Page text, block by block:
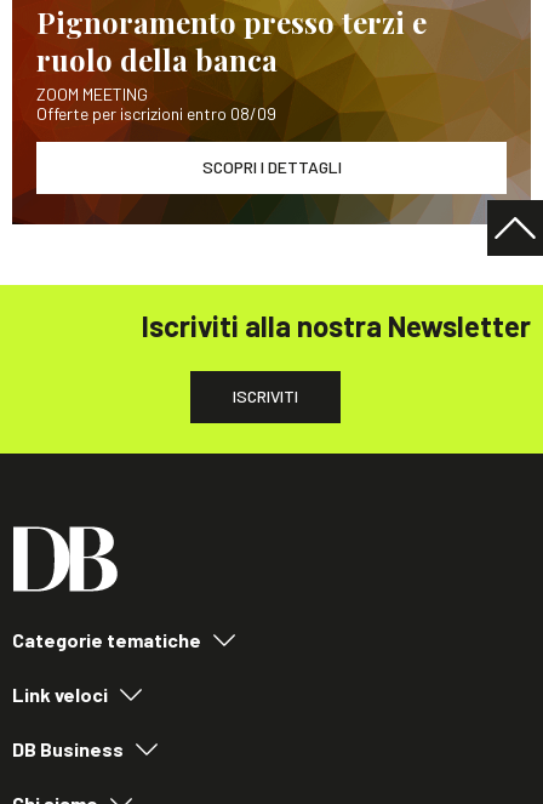
Pignoramento presso terzi e
ruolo della banca
ZOOM MEETING
Offerte per iscrizioni entro 08/09
SCOPRI I DETTAGLI
Iscriviti alla nostra Newsletter
ISCRIVITI
Categorie tematiche
Link veloci
DB Business